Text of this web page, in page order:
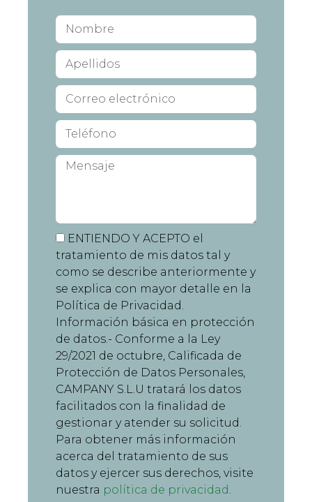
ENTIENDO Y ACEPTO el
tratamiento de mis datos tal y
como se describe anteriormente y
se explica con mayor detalle en la
Política de Privacidad.
Información básica en protección
de datos.- Conforme a la Ley
29/2021 de octubre, Calificada de
Protección de Datos Personales,
CAMPANY S.L.U tratará los datos
facilitados con la finalidad de
gestionar y atender su solicitud.
Para obtener más información
acerca del tratamiento de sus
datos y ejercer sus derechos, visite
nuestra política de privacidad.